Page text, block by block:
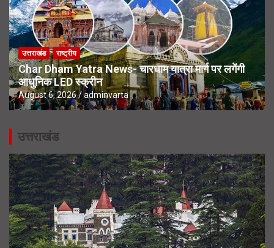
उत्तराखंड राष्ट्रीय
Char Dham Yatra News- चारधाम यात्रा मार्ग पर लगेंगी
आधुनिक LED स्क्रीन
August 6, 2026 adminvarta
उत्तराखंड